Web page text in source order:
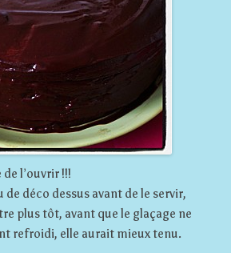
l’ouvrir !!!
de déco dessus avant de le servir,
plus tôt, avant que le glaçage ne
refroidi, elle aurait mieux tenu.